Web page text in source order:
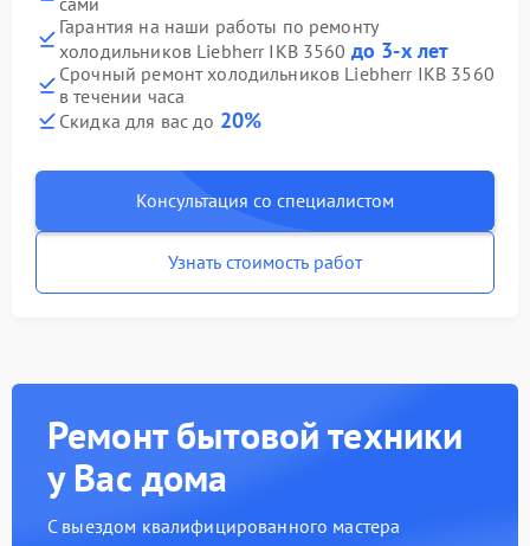
Гарантия на наши работы по ремонту
холодильников Liebherr IKB 3560 до 3-х лет
Срочный ремонт холодильников Liebherr IKB 3560
в течении часа
Скидка для вас до 20%
Консультация со специалистом
Узнать стоимость работ
Ремонт бытовой техники
у Вас дома
С выездом квалифицированного мастера